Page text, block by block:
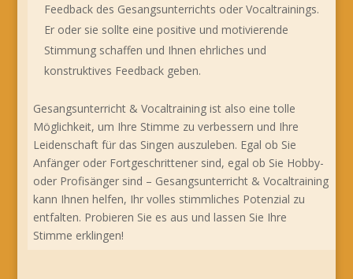
Feedback des Gesangsunterrichts oder Vocaltrainings.
Er oder sie sollte eine positive und motivierende
Stimmung schaffen und Ihnen ehrliches und
konstruktives Feedback geben.
Gesangsunterricht & Vocaltraining ist also eine tolle
Möglichkeit, um Ihre Stimme zu verbessern und Ihre
Leidenschaft für das Singen auszuleben. Egal ob Sie
Anfänger oder Fortgeschrittener sind, egal ob Sie Hobby-
oder Profisänger sind – Gesangsunterricht & Vocaltraining
kann Ihnen helfen, Ihr volles stimmliches Potenzial zu
entfalten. Probieren Sie es aus und lassen Sie Ihre
Stimme erklingen!